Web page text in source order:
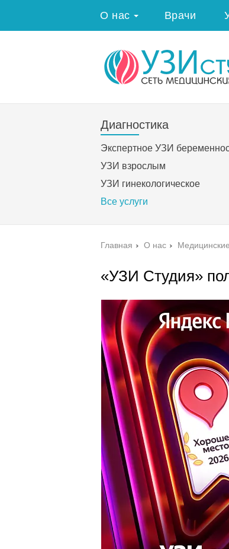
О нас Врачи
Диагностика
Экспертное УЗИ
УЗИ взрослым
УЗИ гинекологическое
Все услуги
Главная › О нас ›
«УЗИ Студия»